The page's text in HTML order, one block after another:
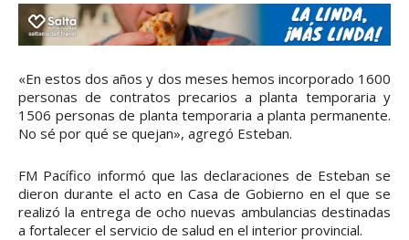
«En estos dos años y dos meses hemos incorporado 1600
personas de contratos precarios a planta temporaria y
1506 personas de planta temporaria a planta permanente.
No sé por qué se quejan», agregó Esteban.
FM Pacífico informó que las declaraciones de Esteban se
dieron durante el acto en Casa de Gobierno en el que se
realizó la entrega de ocho nuevas ambulancias destinadas
a fortalecer el servicio de salud en el interior provincial.